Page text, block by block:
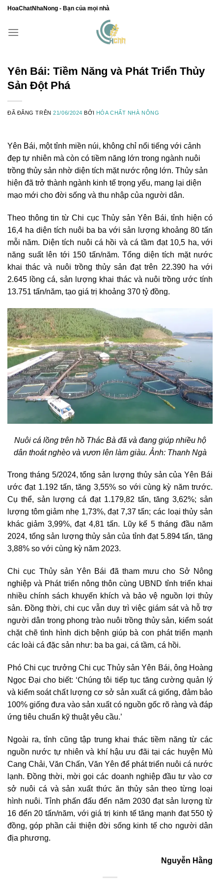
Chuyển
nội
HoaChatNhaNong - Bạn của mọi nhà
Yên Bái: Tiềm Năng và Phát Triển Thủy
Sản Đột Phá
ĐÃ ĐĂNG TRÊN21/06/2024 BỞI HÓA CHẤT NHÀ NÔNG
Yên Bái, một tỉnh miền núi, không chỉ nổi tiếng với cảnh
đẹp tự nhiên mà còn có tiềm năng lớn trong ngành nuôi
trồng thủy sản nhờ diện tích mặt nước rộng lớn. Thủy sản
hiện đã trở thành ngành kinh tế trọng yếu, mang lại diện
mạo mới cho đời sống và thu nhập của người dân.
Theo thông tin từ Chi cục Thủy sản Yên Bái, tỉnh hiện có
16,4 ha diện tích nuôi ba ba với sản lượng khoảng 80 tấn
mỗi năm. Diện tích nuôi cá hồi và cá tầm đạt 10,5 ha, với
năng suất lên tới 150 tấn/năm. Tổng diện tích mặt nước
khai thác và nuôi trồng thủy sản đạt trên 22.390 ha với
2.645 lồng cá, sản lượng khai thác và nuôi trồng ước tính
13.751 tấn/năm, tạo giá trị khoảng 370 tỷ đồng.
Nuôi cá lồng trên hồ Thác Bà đã và đang giúp nhiều hộ
dân thoát nghèo và vươn lên làm giàu. Ảnh: Thanh Ngà
Trong tháng 5/2024, tổng sản lượng thủy sản của Yên Bái
ước đạt 1.192 tấn, tăng 3,55% so với cùng kỳ năm trước.
Cụ thể, sản lượng cá đạt 1.179,82 tấn, tăng 3,62%; sản
lượng tôm giảm nhẹ 1,73%, đạt 7,37 tấn; các loại thủy sản
khác giảm 3,99%, đạt 4,81 tấn. Lũy kế 5 tháng đầu năm
2024, tổng sản lượng thủy sản của tỉnh đạt 5.894 tấn, tăng
3,88% so với cùng kỳ năm 2023.
Chi cục Thủy sản Yên Bái đã tham mưu cho Sở Nông
nghiệp và Phát triển nông thôn cùng UBND tỉnh triển khai
nhiều chính sách khuyến khích và bảo vệ nguồn lợi thủy
sản. Đồng thời, chi cục vẫn duy trì việc giám sát và hỗ trợ
người dân trong phong trào nuôi trồng thủy sản, kiểm soát
chặt chẽ tình hình dịch bệnh giúp bà con phát triển mạnh
các loài cá đặc sản như: ba ba gai, cá tầm, cá hồi.
Phó Chi cục trưởng Chi cục Thủy sản Yên Bái, ông Hoàng
Ngọc Đại cho biết: ‘Chúng tôi tiếp tục tăng cường quản lý
và kiểm soát chất lượng cơ sở sản xuất cá giống, đảm bảo
100% giống đưa vào sản xuất có nguồn gốc rõ ràng và đáp
ứng tiêu chuẩn kỹ thuật yêu cầu.’
Ngoài ra, tỉnh cũng tập trung khai thác tiềm năng từ các
nguồn nước tự nhiên và khí hậu ưu đãi tại các huyện Mù
Cang Chải, Văn Chấn, Văn Yên để phát triển nuôi cá nước
lạnh. Đồng thời, mời gọi các doanh nghiệp đầu tư vào cơ
sở nuôi cá và sản xuất thức ăn thủy sản theo từng loại
hình nuôi. Tỉnh phấn đấu đến năm 2030 đạt sản lượng từ
16 đến 20 tấn/năm, với giá trị kinh tế tăng mạnh đạt 550 tỷ
đồng, góp phần cải thiện đời sống kinh tế cho người dân
địa phương.
Nguyễn Hằng